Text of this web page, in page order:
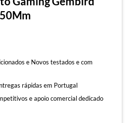
e Novos testados e com
rápidas em Portugal
e apoio comercial dedicado